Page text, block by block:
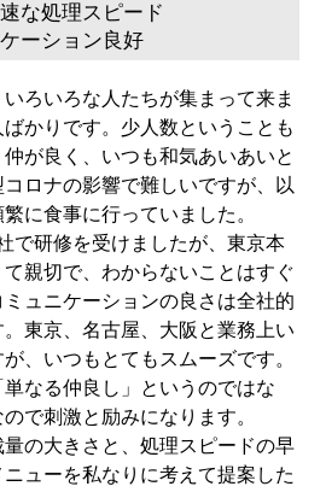
な処理スピード
ーション良好
ろいろな人たちが集まって来ま
かりです。少人数ということも
が良く、いつも和気あいあいと
ロナの影響で難しいですが、以
に食事に行っていました。
で研修を受けましたが、東京本
親切で、わからないことはすぐ
ュニケーションの良さは全社的
東京、名古屋、大阪と業務上い
、いつもとてもスムーズです。
なる仲良し」というのではな
で刺激と励みになります。
の大きさと、処理スピードの早
ューを私なりに考えて提案した